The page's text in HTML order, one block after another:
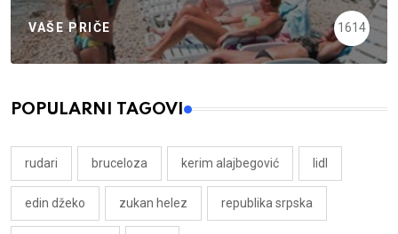
VAŠE PRIČE 1614
POPULARNI TAGOVI
rudari bruceloza kerim alajbegović lidl
edin džeko zukan helez republika srpska